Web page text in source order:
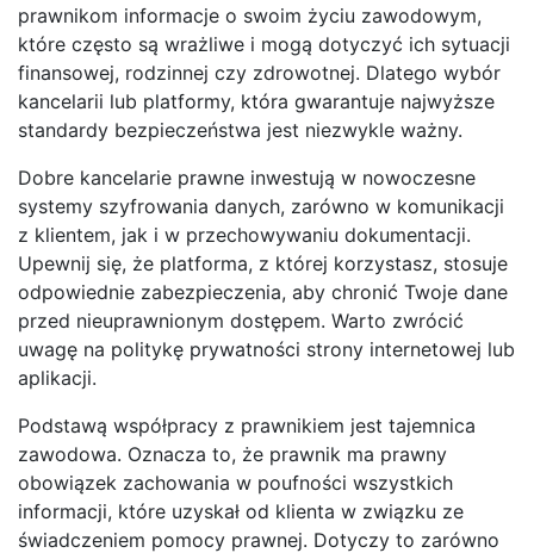
prawnikom informacje o swoim życiu zawodowym,
które często są wrażliwe i mogą dotyczyć ich sytuacji
finansowej, rodzinnej czy zdrowotnej. Dlatego wybór
kancelarii lub platformy, która gwarantuje najwyższe
standardy bezpieczeństwa jest niezwykle ważny.
Dobre kancelarie prawne inwestują w nowoczesne
systemy szyfrowania danych, zarówno w komunikacji
z klientem, jak i w przechowywaniu dokumentacji.
Upewnij się, że platforma, z której korzystasz, stosuje
odpowiednie zabezpieczenia, aby chronić Twoje dane
przed nieuprawnionym dostępem. Warto zwrócić
uwagę na politykę prywatności strony internetowej lub
aplikacji.
Podstawą współpracy z prawnikiem jest tajemnica
zawodowa. Oznacza to, że prawnik ma prawny
obowiązek zachowania w poufności wszystkich
informacji, które uzyskał od klienta w związku ze
świadczeniem pomocy prawnej. Dotyczy to zarówno